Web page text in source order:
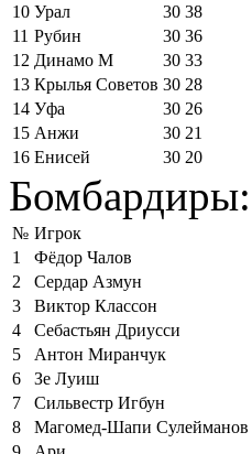
10 Урал 30 38
11 Рубин 30 36
12 Динамо М 30 33
13 Крылья Советов 30 28
14 Уфа 30 26
15 Анжи 30 21
16 Енисей 30 20
Бомбардиры:
№ Игрок
1
Фёдор Чалов
2
Сердар Азмун
3
Виктор Классон
4
Себастьян Дриусси
5
Антон Миранчук
6
Зе Луиш
7
Сильвестр Игбун
8
Магомед-Шапи Сулейманов